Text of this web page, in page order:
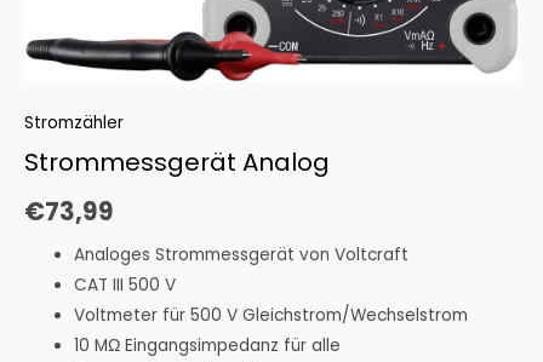
Stromzähler
Strommessgerät Analog
€73,99
Analoges Strommessgerät von Voltcraft
CAT III 500 V
Voltmeter für 500 V Gleichstrom/Wechselstrom
10 MΩ Eingangsimpedanz für alle